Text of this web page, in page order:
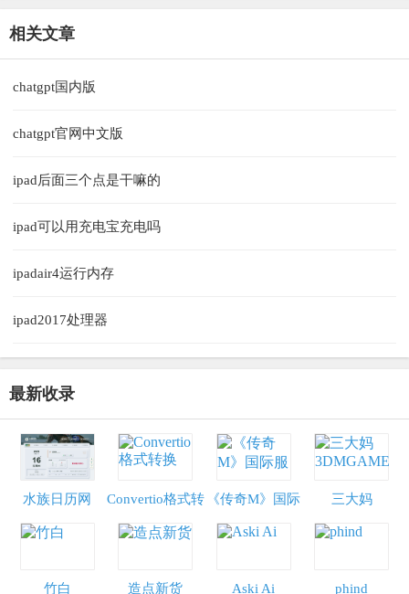
相关文章
chatgpt国内版
chatgpt官网中文版
ipad后面三个点是干嘛的
ipad可以用充电宝充电吗
ipadair4运行内存
ipad2017处理器
最新收录
水族日历网 Convertio格式转
换
《传奇M》国际
服
三大妈
3DMGAME
竹白 造点新货 Aski Ai phind